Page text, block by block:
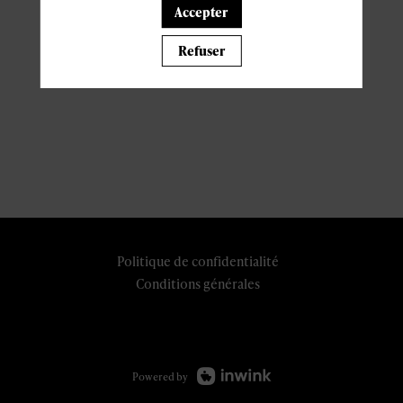
Politique de confidentialité
Conditions générales
Powered by
Accepter
Refuser